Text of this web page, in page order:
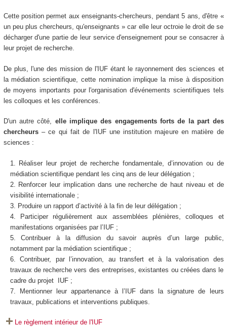
Cette position permet aux enseignants-chercheurs, pendant 5 ans, d'être «
un peu plus chercheurs, qu'enseignants » car elle leur octroie le droit de se
décharger d'une partie de leur service d'enseignement pour se consacrer à
leur projet de recherche.
De plus, l'une des mission de l'IUF étant le rayonnement des sciences et
la médiation scientifique, cette nomination implique la mise à disposition
de moyens importants pour l'organisation d'événements scientifiques tels
les colloques et les conférences.
D'un autre côté, elle implique des engagements forts de la part des
chercheurs– ce qui fait de l'IUF une institution majeure en matière de
sciences :
Réaliser leur projet de recherche fondamentale, d’innovation ou de
médiation scientifique pendant les cinq ans de leur délégation ;
Renforcer leur implication dans une recherche de haut niveau et de
visibilité internationale ;
Produire un rapport d’activité à la fin de leur délégation ;
Participer régulièrement aux assemblées plénières, colloques et
manifestations organisées par l’IUF ;
Contribuer à la diffusion du savoir auprès d’un large public,
notamment par la médiation scientifique ;
Contribuer, par l’innovation, au transfert et à la valorisation des
travaux de recherche vers des entreprises, existantes ou créées dans le
cadre du projet IUF ;
Mentionner leur appartenance à l’IUF dans la signature de leurs
travaux, publications et interventions publiques.
Le règlement intérieur de l'IUF